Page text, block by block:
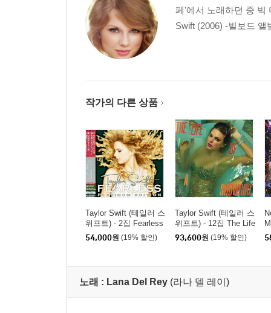
페'에서 노래하던 중 빅
Swift (2006) -빌보드
작가의 다른 상품
Taylor Swift (테일러 스
위프트) - 2집 Fearless
[CD + DVD]
54,000원 (19% 할인)
Taylor Swift (테일러 스
위프트) - 12집 The Life
Of A Showgirl: Sweat A
nd Vanilla Perfume [오
93,600원 (19% 할인)
노래 : Lana Del Rey (라나 델 레이)